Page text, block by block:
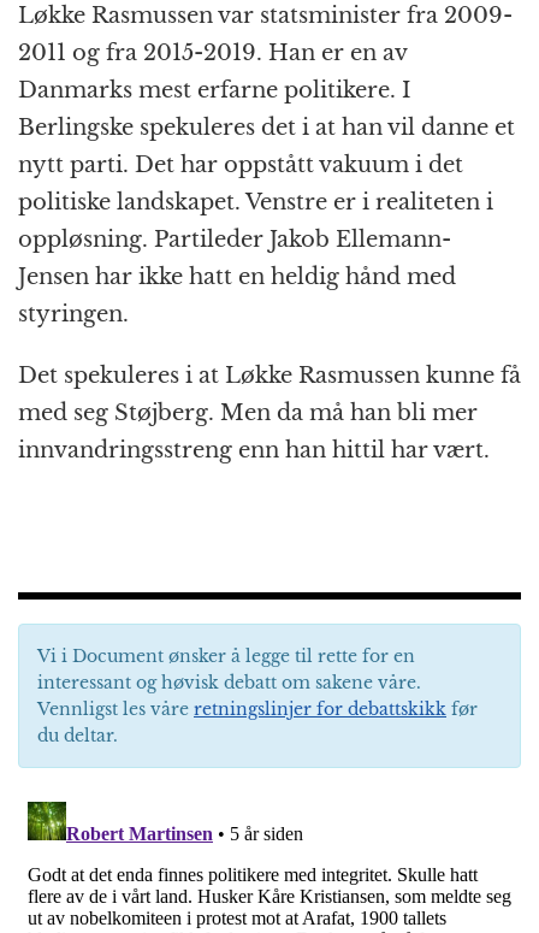
Løkke Rasmussen var statsminister fra 2009-
2011 og fra 2015-2019. Han er en av
Danmarks mest erfarne politikere. I
Berlingske spekuleres det i at han vil danne et
nytt parti. Det har oppstått vakuum i det
politiske landskapet. Venstre er i realiteten i
oppløsning. Partileder Jakob Ellemann-
Jensen har ikke hatt en heldig hånd med
styringen.
Det spekuleres i at Løkke Rasmussen kunne få
med seg Støjberg. Men da må han bli mer
innvandringsstreng enn han hittil har vært.
Vi i Document ønsker å legge til rette for en
interessant og høvisk debatt om sakene våre.
Vennligst les våre retningslinjer for debattskikk før
du deltar.